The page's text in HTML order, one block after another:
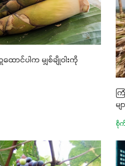
ထောင်ပါက မျှစ်ချိုဝါးကို
က
မ
စို